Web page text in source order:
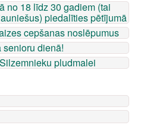
no 18 līdz 30 gadiem (tai
piedalīties pētījumā
cepšanas noslēpumus
dienā!
pludmalei